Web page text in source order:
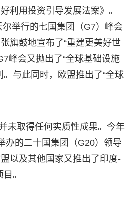
利用投资引导发展法案》。
举行的七国集团（G7）峰会
旗鼓地宣布了“重建更美好世
峰会又抛出了“全球基础设施
。与此同时，欧盟推出了“全球
未取得任何实质性成果。今年
办的二十国集团（G20）领导
以及其他国家又推出了印度-
。